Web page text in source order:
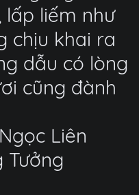
liếm như
chịu khai ra
dẫu có lòng
cũng đành
Liên
Tưởng